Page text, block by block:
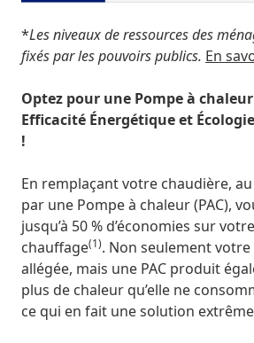
*Les niveaux de ressources des
fixés par les pouvoirs publics. En
Optez pour une Pompe à
Efficacité Énergétique et
!
En remplaçant votre chaudière,
par une Pompe à chaleur (PAC),
jusqu’à 50 % d’économies sur
chauffage(1). Non seulement
allégée, mais une PAC produit
plus de chaleur qu’elle ne
ce qui en fait une solution